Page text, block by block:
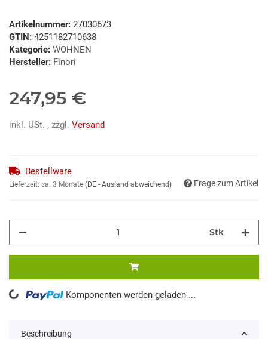
Artikelnummer: 27030673
GTIN: 4251182710638
Kategorie: WOHNEN
Hersteller: Finori
247,95 €
inkl. USt. , zzgl. Versand
Bestellware
Lieferzeit: ca. 3 Monate (DE - Ausland abweichend) Frage zum Artikel
Stk
Loading... Komponenten werden geladen ...
Beschreibung